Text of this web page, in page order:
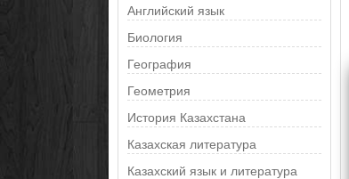
Английский язык
Биология
География
Геометрия
История Казахстана
Казахская литература
Казахский язык и литература